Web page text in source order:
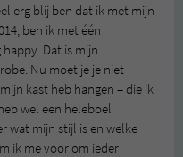
erg blij ben dat ik met mijn
ben ik met één
Dat is mijn
Nu moet je je niet
kast heb hangen – die ik
wel een heleboel
wat mijn stijl is en welke
ik me voor om ieder